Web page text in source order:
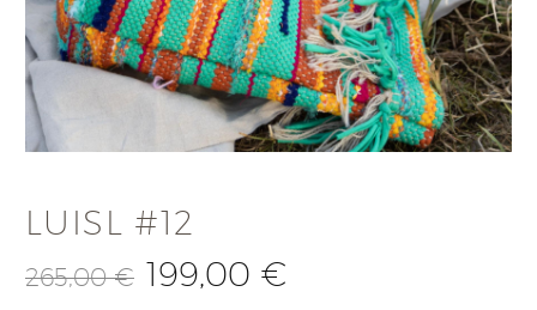
LUISL #12
265,00€ 199,00 €